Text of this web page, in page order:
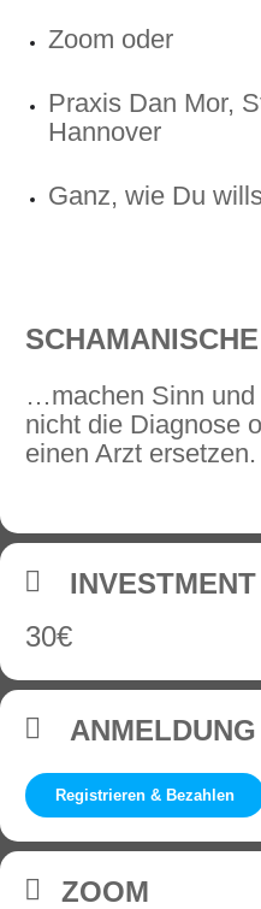
Zoom oder
Praxis Dan Mor,
Hannover
Ganz, wie Du
…machen Sinn
nicht die Diagnose
einen Arzt ersetzen.
INVESTMENT
30€
ANMELDUNG
Registrieren & Bezahlen
ZOOM